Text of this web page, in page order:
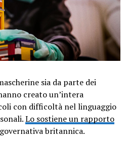
sia da parte dei
creato un’intera
con difficoltà nel linguaggio
Lo sostiene un rapporto
britannica.